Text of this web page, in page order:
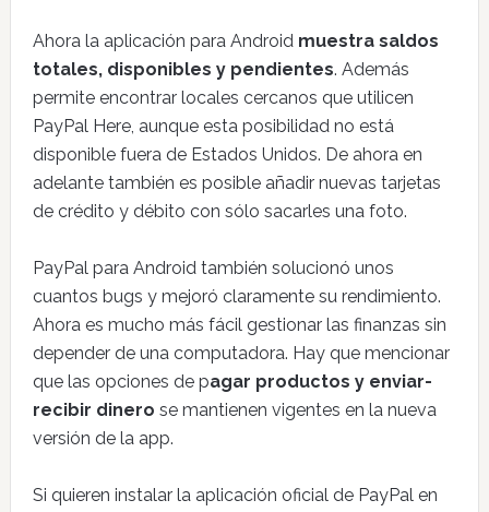
Ahora la aplicación para Android muestra saldos
totales, disponibles y pendientes. Además
permite encontrar locales cercanos que utilicen
PayPal Here, aunque esta posibilidad no está
disponible fuera de Estados Unidos. De ahora en
adelante también es posible añadir nuevas tarjetas
de crédito y débito con sólo sacarles una foto.
PayPal para Android también solucionó unos
cuantos bugs y mejoró claramente su rendimiento.
Ahora es mucho más fácil gestionar las finanzas sin
depender de una computadora. Hay que mencionar
que las opciones de pagar productos y enviar-
recibir dinero se mantienen vigentes en la nueva
versión de la app.
Si quieren instalar la aplicación oficial de PayPal en